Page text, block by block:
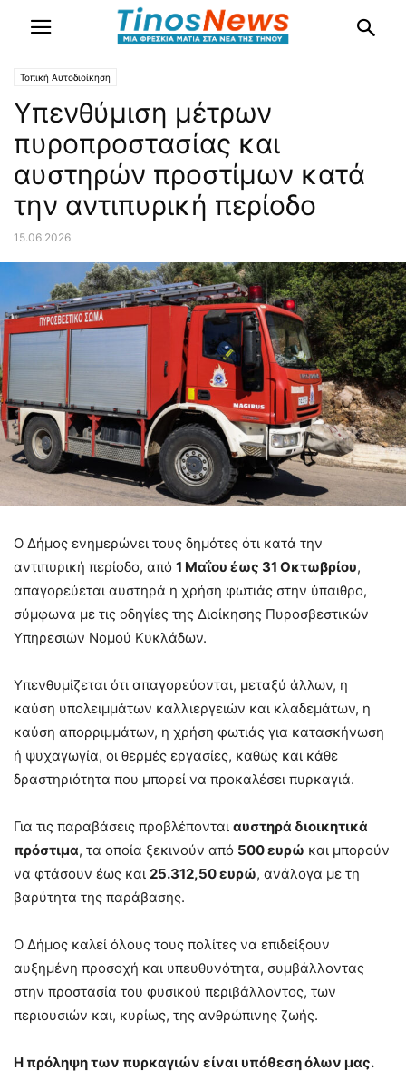
Τοπική Αυτοδιοίκηση
Υπενθύμιση μέτρων
πυροπροστασίας και
αυστηρών προστίμων κατά
την αντιπυρική περίοδο
15.06.2026
Ο Δήμος ενημερώνει τους δημότες ότι κατά την
αντιπυρική περίοδο, από 1 Μαΐου έως 31 Οκτωβρίου,
απαγορεύεται αυστηρά η χρήση φωτιάς στην ύπαιθρο,
σύμφωνα με τις οδηγίες της Διοίκησης Πυροσβεστικών
Υπηρεσιών Νομού Κυκλάδων.
Υπενθυμίζεται ότι απαγορεύονται, μεταξύ άλλων, η
καύση υπολειμμάτων καλλιεργειών και κλαδεμάτων, η
καύση απορριμμάτων, η χρήση φωτιάς για κατασκήνωση
ή ψυχαγωγία, οι θερμές εργασίες, καθώς και κάθε
δραστηριότητα που μπορεί να προκαλέσει πυρκαγιά.
Για τις παραβάσεις προβλέπονται αυστηρά διοικητικά
πρόστιμα, τα οποία ξεκινούν από 500 ευρώ και μπορούν
να φτάσουν έως και 25.312,50 ευρώ, ανάλογα με τη
βαρύτητα της παράβασης.
Ο Δήμος καλεί όλους τους πολίτες να επιδείξουν
αυξημένη προσοχή και υπευθυνότητα, συμβάλλοντας
στην προστασία του φυσικού περιβάλλοντος, των
περιουσιών και, κυρίως, της ανθρώπινης ζωής.
Η πρόληψη των πυρκαγιών είναι υπόθεση όλων μας.